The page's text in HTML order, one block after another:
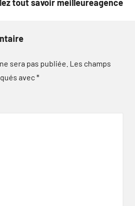
tout savoir meilleureagence
sera pas publiée. Les champs
avec*